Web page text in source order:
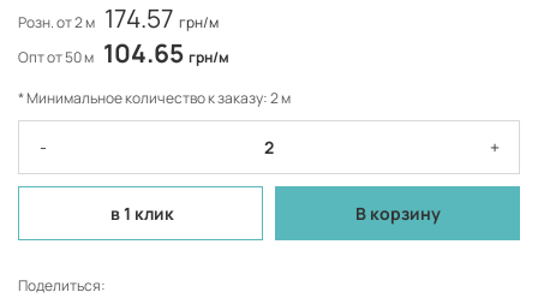
Розн. от 2 м 174.57 грн/м
Опт от 50 м 104.65 грн/м
* Минимальное количество к заказу: 2 м
- +
в 1 клик В корзину
Поделиться: